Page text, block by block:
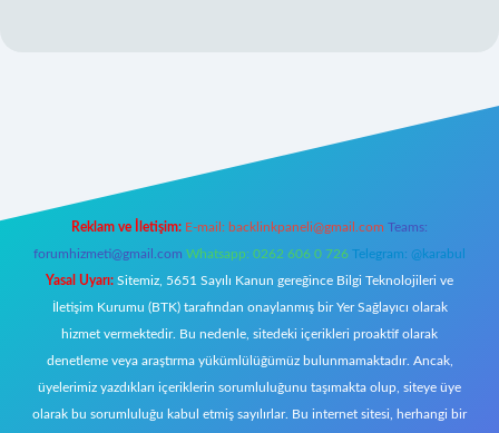
Reklam ve İletişim: E-mail: backlinkpaneli@gmail.com Teams:
forumhizmeti@gmail.com Whatsapp: 0262 606 0 726 Telegram: @karabul
Yasal Uyarı: Sitemiz, 5651 Sayılı Kanun gereğince Bilgi Teknolojileri ve
İletişim Kurumu (BTK) tarafından onaylanmış bir Yer Sağlayıcı olarak
hizmet vermektedir. Bu nedenle, sitedeki içerikleri proaktif olarak
denetleme veya araştırma yükümlülüğümüz bulunmamaktadır. Ancak,
üyelerimiz yazdıkları içeriklerin sorumluluğunu taşımakta olup, siteye üye
olarak bu sorumluluğu kabul etmiş sayılırlar. Bu internet sitesi, herhangi bir